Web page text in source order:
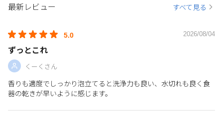
最新レビュー すべて見る
5.0 2026/08/04
ずっとこれ
くーくさん
香りも適度でしっかり泡立てると洗浄力も良い、水切れも良く食
器の乾きが早いように感じます。